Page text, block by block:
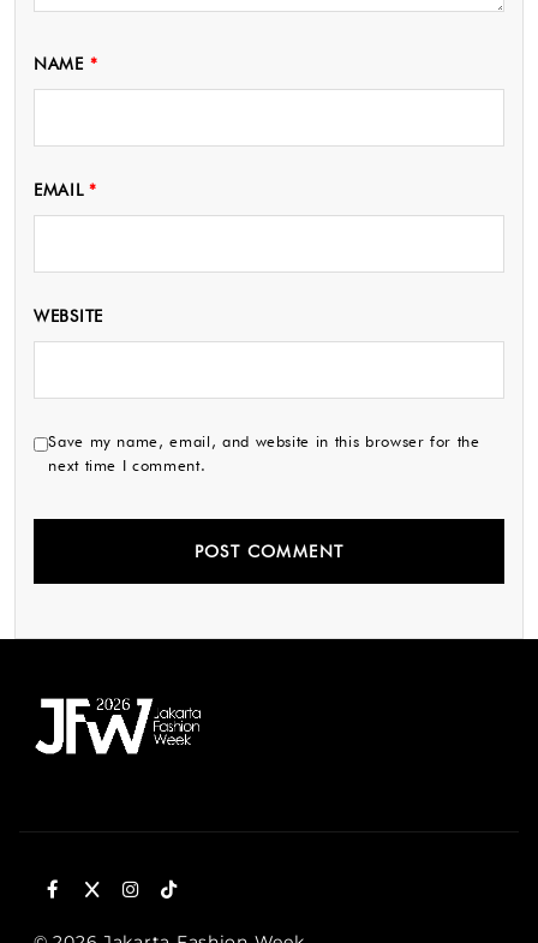
NAME *
EMAIL*
WEBSITE
Save my name, email, and website in this browser for the
next time I comment.